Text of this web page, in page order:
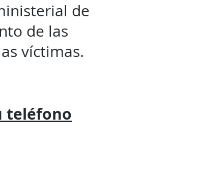
de
de las
víctimas.
teléfono